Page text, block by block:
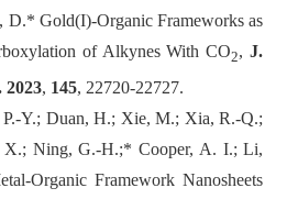
D.* Gold(I)-Organic Frameworks as
of Alkynes With CO2,J.
2023, 145, 22720-22727.
P.-Y.; Duan, H.; Xie, M.; Xia, R.-Q.;
X.; Ning, G.-H.;* Cooper, A. I.; Li,
Organic Framework Nanosheets